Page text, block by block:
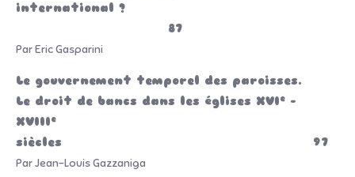
international ?
87
Par Eric Gasparini
Le gouvernement temporel des paroisses.
Le droit de bancs dans les églises XVIe –
XVIIIe
siècles 97
Par Jean-Louis Gazzaniga